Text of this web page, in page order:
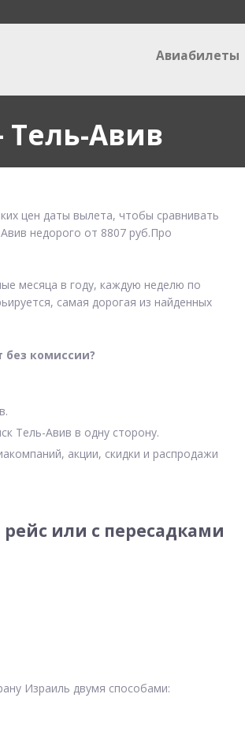
Авиабилеты
Авив
цен даты вылета, чтобы сравнивать
недорого от 8807 руб.Про
месяца в году, каждую неделю по
самая дорогая из найденных
без комиссии?
Тель-Авив в одну сторону.
акции, скидки и распродажи
или с пересадками
Израиль двумя способами: